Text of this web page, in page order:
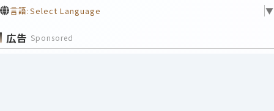
言語:Select Language ▼
広告 Sponsored